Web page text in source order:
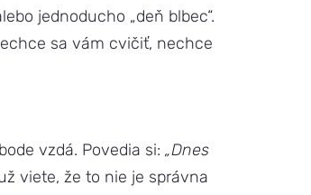
jednoducho „deň blbec“.
sa vám cvičiť, nechce
vzdá. Povedia si: „Dnes
viete, že to nie je správna